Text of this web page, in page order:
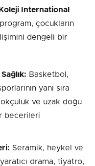
International
çocukların
dengeli bir
Basketbol,
yanı sıra
ve uzak doğu
becerileri
Seramik, heykel ve
drama, tiyatro,